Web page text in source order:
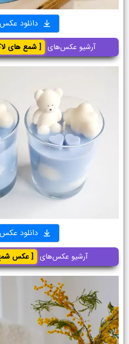
دانلود عکس
آرشیو عکس‌های [ شمع های
دانلود عکس
آرشیو عکس‌های [ عکس